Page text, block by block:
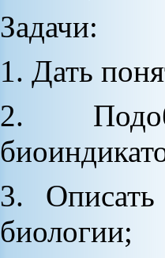
Задачи:
1. Дать
2.
3.
биологии;